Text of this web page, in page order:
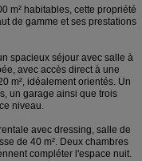
m² habitables, cette propriété
de gamme et ses prestations
spacieux séjour avec salle à
avec accès direct à une
m², idéalement orientés. Un
un garage ainsi que trois
niveau.
avec dressing, salle de
de 40 m². Deux chambres
compléter l'espace nuit.